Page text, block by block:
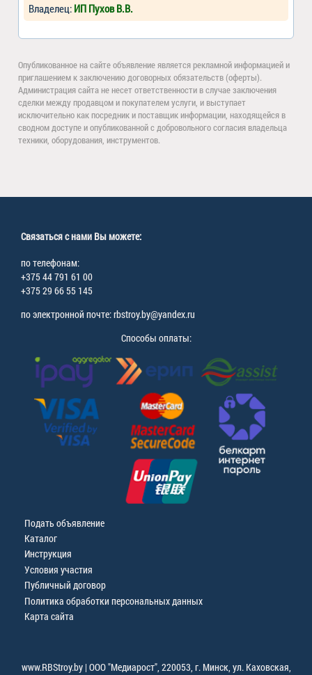
Владелец: ИП Пухов В.В.
Опубликованное на сайте объявление является рекламной информацией и
приглашением к заключению договорных обязательств (оферты).
Администрация сайта не несет ответственности в случае заключения
сделки между продавцом и покупателем услуги, и выступает
исключительно как посредник и поставщик информации, находящейся в
сводном доступе и опубликованной с добровольного согласия владельца
техники, оборудования, инструментов.
Связаться с нами Вы можете:
по телефонам:
+375 44 791 61 00
+375 29 66 55 145
по электронной почте: rbstroy.by@yandex.ru
Способы оплаты:
Подать объявление
Каталог
Инструкция
Условия участия
Публичный договор
Политика обработки персональных данных
Карта сайта
www.RBStroy.by | ООО "Медиарост", 220053, г. Минск, ул. Каховская,